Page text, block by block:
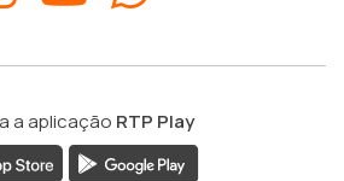
a aplicação RTP Play